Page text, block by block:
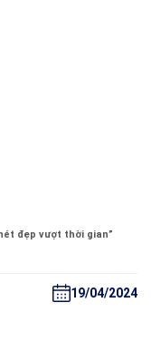
đẹp vượt thời gian”
19/04/2024